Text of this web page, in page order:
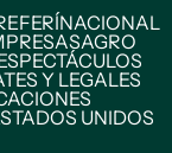
NACIONAL
AGRO
Y LEGALES
UNIDOS